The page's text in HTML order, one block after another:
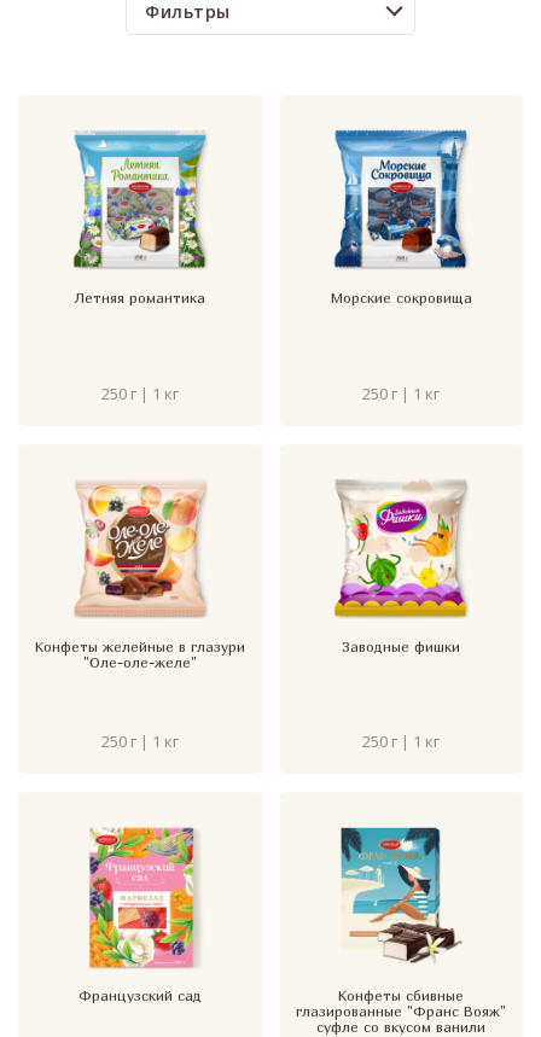
Фильтры
Летняя романтика
250 г | 1 кг
Морские сокровища
250 г | 1 кг
Конфеты желейные в глазури
"Оле-оле-желе"
250 г | 1 кг
Заводные фишки
250 г | 1 кг
Французский сад
Конфеты сбивные
глазированные "Франс Вояж"
суфле со вкусом ванили